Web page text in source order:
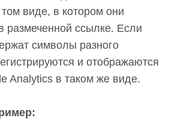
в размеченной ссылке.
содержат символы разного
и
отчетах Google Analytics в